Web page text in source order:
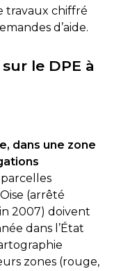
travaux chiffré
d’aide.
le DPE à
dans une zone
(arrêté
2007) doivent
dans l’État
zones (rouge,